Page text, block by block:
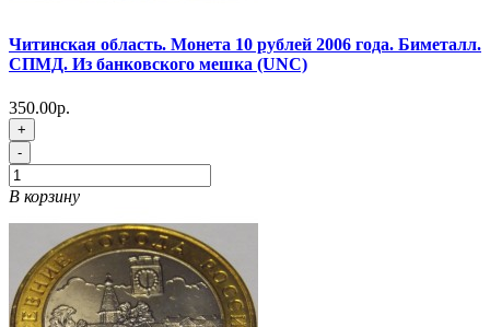
Читинская область. Монета 10 рублей 2006 года. Биметалл.
СПМД. Из банковского мешка (UNC)
350.00р.
+
-
В корзину